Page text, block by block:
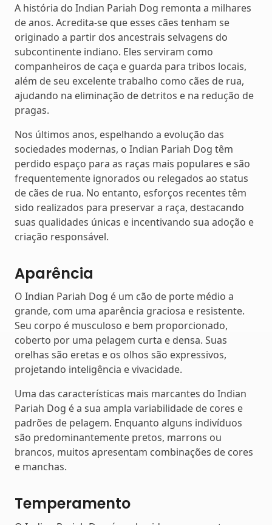
A história do Indian Pariah Dog remonta a milhares
de anos. Acredita-se que esses cães tenham se
originado a partir dos ancestrais selvagens do
subcontinente indiano. Eles serviram como
companheiros de caça e guarda para tribos locais,
além de seu excelente trabalho como cães de rua,
ajudando na eliminação de detritos e na redução de
pragas.
Nos últimos anos, espelhando a evolução das
sociedades modernas, o Indian Pariah Dog têm
perdido espaço para as raças mais populares e são
frequentemente ignorados ou relegados ao status
de cães de rua. No entanto, esforços recentes têm
sido realizados para preservar a raça, destacando
suas qualidades únicas e incentivando sua adoção e
criação responsável.
Aparência
O Indian Pariah Dog é um cão de porte médio a
grande, com uma aparência graciosa e resistente.
Seu corpo é musculoso e bem proporcionado,
coberto por uma pelagem curta e densa. Suas
orelhas são eretas e os olhos são expressivos,
projetando inteligência e vivacidade.
Uma das características mais marcantes do Indian
Pariah Dog é a sua ampla variabilidade de cores e
padrões de pelagem. Enquanto alguns indivíduos
são predominantemente pretos, marrons ou
brancos, muitos apresentam combinações de cores
e manchas.
Temperamento